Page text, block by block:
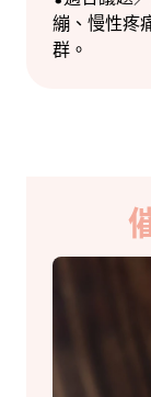
繃、慢性疼
群。